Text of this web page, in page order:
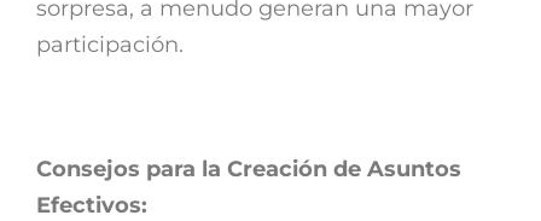
sorpresa, a menudo generan una mayor
participación.
Consejos para la Creación de Asuntos
Efectivos: